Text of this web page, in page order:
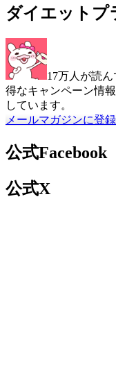
ダイエットプ
17万人が読
得なキャンペーン情
しています。
メールマガジンに登録
公式Facebook
公式X